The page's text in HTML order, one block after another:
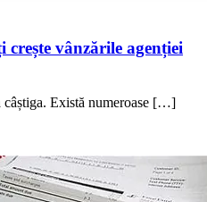
vânzările agenției
câștiga. Există numeroase […]